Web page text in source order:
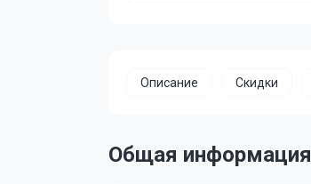
Описание Скидки
Общая информация